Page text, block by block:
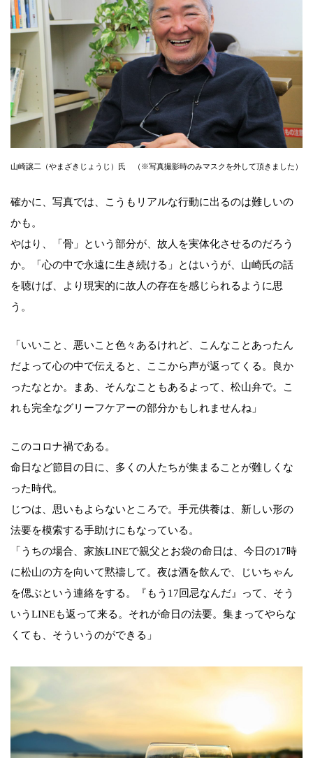
山崎譲二（やまざきじょうじ）氏 （※写真撮影時のみマスクを外して頂きました）
確かに、写真では、こうもリアルな行動に出るのは難しいの
かも。
やはり、「骨」という部分が、故人を実体化させるのだろう
か。「心の中で永遠に生き続ける」とはいうが、山崎氏の話
を聴けば、より現実的に故人の存在を感じられるように思
う。
「いいこと、悪いこと色々あるけれど、こんなことあったん
だよって心の中で伝えると、ここから声が返ってくる。良か
ったなとか。まあ、そんなこともあるよって、松山弁で。こ
れも完全なグリーフケアーの部分かもしれませんね」
このコロナ禍である。
命日など節目の日に、多くの人たちが集まることが難しくな
った時代。
じつは、思いもよらないところで。手元供養は、新しい形の
法要を模索する手助けにもなっている。
「うちの場合、家族LINEで親父とお袋の命日は、今日の17時
に松山の方を向いて黙禱して。夜は酒を飲んで、じいちゃん
を偲ぶという連絡をする。『もう17回忌なんだ』って、そう
いうLINEも返って来る。それが命日の法要。集まってやらな
くても、そういうのができる」